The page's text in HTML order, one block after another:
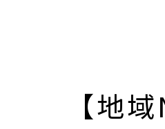
【地